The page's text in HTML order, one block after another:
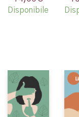
Disponibile